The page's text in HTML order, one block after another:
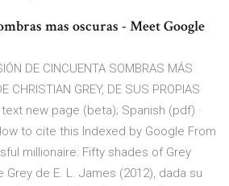
mas oscuras - Meet Google
DE CINCUENTA SOMBRAS MÁS
CHRISTIAN GREY, DE SUS PROPIAS
text new page (beta); Spanish (pdf) ·
to cite this Indexed by Google From
millionaire: Fifty shades of Grey
de E. L. James (2012), dada su